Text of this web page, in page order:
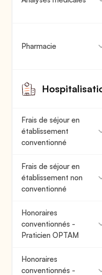
Pharmacie
Frais de séjour en
établissement
conventionné
Frais de séjour en
établissement non
conventionné
Honoraires
conventionnés -
Praticien OPTAM
Honoraires
conventionnés -